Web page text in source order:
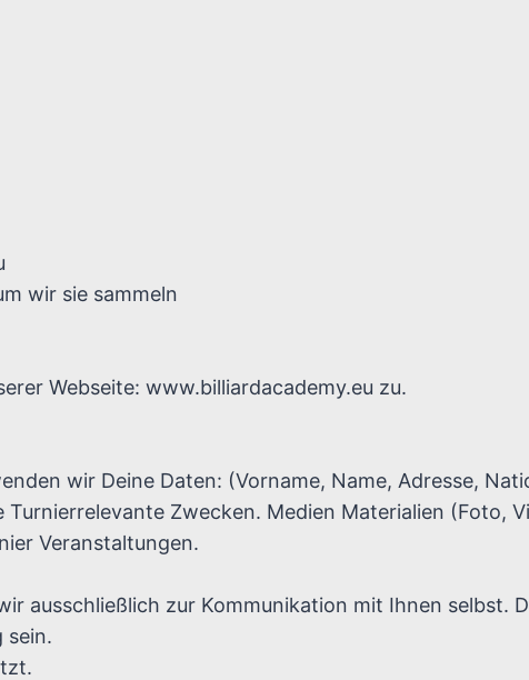
wir sie sammeln
Webseite: www.billiardacademy.eu zu.
wir Deine Daten: (Vorname, Name, Adresse,
Zwecken. Medien Materialien (Foto,
Veranstaltungen.
ausschließlich zur Kommunikation mit Ihnen selbst.
sein.